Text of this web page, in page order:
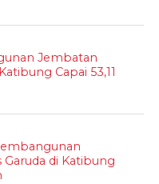
Jembatan
Capai 53,11
di Katibung